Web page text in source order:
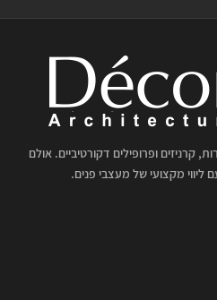
קרניזים ופרופילים דקורטיביים. אולם